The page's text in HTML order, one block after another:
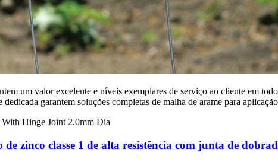
um valor excelente e níveis exemplares de serviço ao cliente em
garantem soluções completas de malha de arame para
zinco classe 1 de alta resistência com junta de